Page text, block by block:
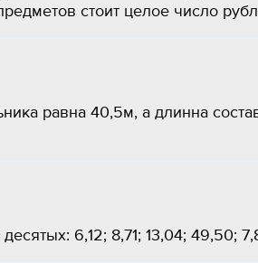
стоит целое число
равна 40,5м, а длинна
6,12; 8,71; 13,04; 49,50;